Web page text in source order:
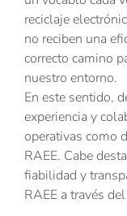
reciclaje
no reciben una
correcto camino
nuestro entorno.
En este sentido,
experiencia y
operativas como
RAEE. Cabe
fiabilidad y
RAEE a través